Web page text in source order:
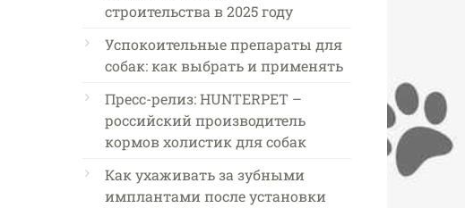
строительства в 2025 году
Успокоительные препараты для
собак: как выбрать и применять
Пресс-релиз: HUNTERPET –
российский производитель
кормов холистик для собак
Как ухаживать за зубными
имплантами после установки